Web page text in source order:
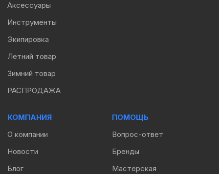
Аксессуары
Инструменты
Экипировка
Летний товар
Зимний товар
РАСПРОДАЖА
КОМПАНИЯ
О компании
Новости
Блог
ПОМОЩЬ
Вопрос-ответ
Бренды
Мастерская